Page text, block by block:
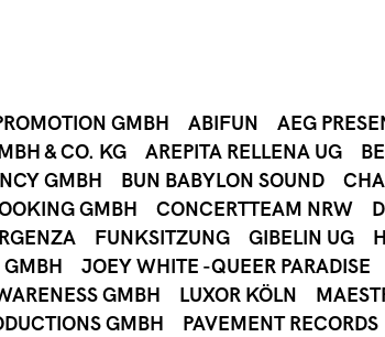
GMBH ABIFUN AEG
& CO. KG AREPITA RELLENA UG
GMBH BUN BABYLON SOUND
GMBH CONCERTTEAM NRW
FUNKSITZUNG GIBELIN UG
GMBH JOEY WHITE -QUEER PARADISE
GMBH LUXOR KÖLN
GMBH PAVEMENT RECORDS